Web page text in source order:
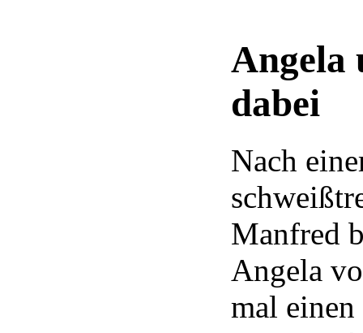
Angela
dabei
Nach
Manfred
Angela
mal